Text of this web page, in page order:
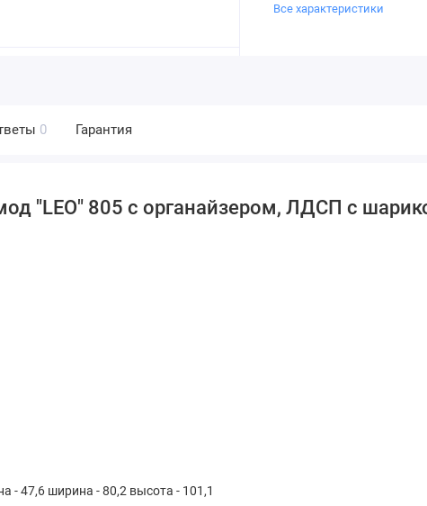
Все характеристики
0 Гарантия
"LEO" 805 с органайзером, ЛДСП с
- 47,6 ширина - 80,2 высота - 101,1